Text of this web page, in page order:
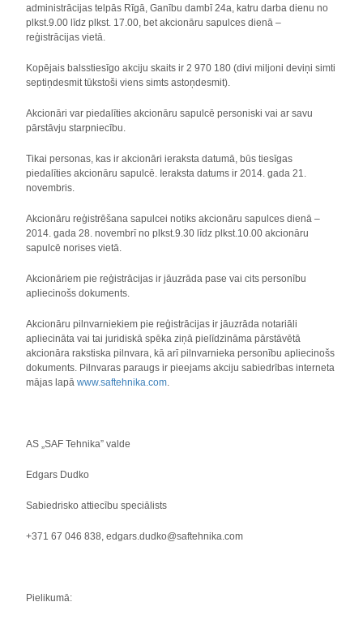
administrācijas telpās Rīgā, Ganību dambī 24a, katru darba dienu no
plkst.9.00 līdz plkst. 17.00, bet akcionāru sapulces dienā –
reģistrācijas vietā.
Kopējais balsstiesīgo akciju skaits ir 2 970 180 (divi miljoni deviņi simti
septiņdesmit tūkstoši viens simts astoņdesmit).
Akcionāri var piedalīties akcionāru sapulcē personiski vai ar savu
pārstāvju starpniecību.
Tikai personas, kas ir akcionāri ieraksta datumā, būs tiesīgas
piedalīties akcionāru sapulcē. Ieraksta datums ir 2014. gada 21.
novembris.
Akcionāru reģistrēšana sapulcei notiks akcionāru sapulces dienā –
2014. gada 28. novembrī no plkst.9.30 līdz plkst.10.00 akcionāru
sapulcē norises vietā.
Akcionāriem pie reģistrācijas ir jāuzrāda pase vai cits personību
apliecinošs dokuments.
Akcionāru pilnvarniekiem pie reģistrācijas ir jāuzrāda notariāli
apliecināta vai tai juridiskā spēka ziņā pielīdzināma pārstāvētā
akcionāra rakstiska pilnvara, kā arī pilnvarnieka personību apliecinošs
dokuments. Pilnvaras paraugs ir pieejams akciju sabiedrības interneta
mājas lapā www.saftehnika.com.
AS „SAF Tehnika” valde
Edgars Dudko
Sabiedrisko attiecību speciālists
+371 67 046 838, edgars.dudko@saftehnika.com
Pielikumā: